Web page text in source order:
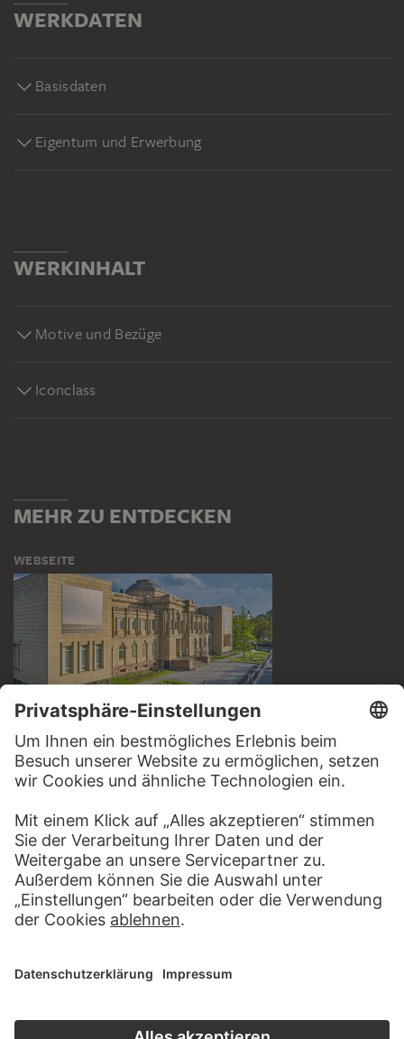
WERKDATEN
Basisdaten
Eigentum und Erwerbung
WERKINHALT
Motive und Bezüge
Iconclass
MEHR ZU ENTDECKEN
WEBSEITE
BESUCHEN SIE DAS
STÄDEL MUSEUM
ZUR WEBSEITE
KONTAKT
Haben Sie Anregungen, Fragen oder Informationen zu